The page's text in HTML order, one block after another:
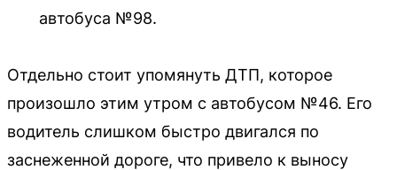
автобуса №98.
Отдельно стоит упомянуть ДТП, которое
произошло этим утром с автобусом №46. Его
водитель слишком быстро двигался по
заснеженной дороге, что привело к выносу